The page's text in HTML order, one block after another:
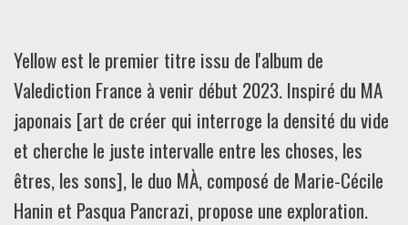
Yellow est le premier titre issu de l'album de
Valediction France à venir début 2023. Inspiré du MA
japonais [art de créer qui interroge la densité du vide
et cherche le juste intervalle entre les choses, les
êtres, les sons], le duo MÀ, composé de Marie-Cécile
Hanin et Pasqua Pancrazi, propose une exploration.